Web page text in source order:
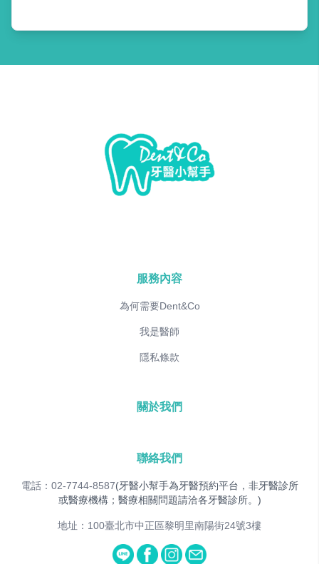
服務內容
為何需要Dent&Co
我是醫師
隱私條款
關於我們
聯絡我們
電話：02-7744-8587(牙醫小幫手為牙醫預約平台，非牙醫診所
或醫療機構；醫療相關問題請洽各牙醫診所。)
地址：100臺北市中正區黎明里南陽街24號3樓